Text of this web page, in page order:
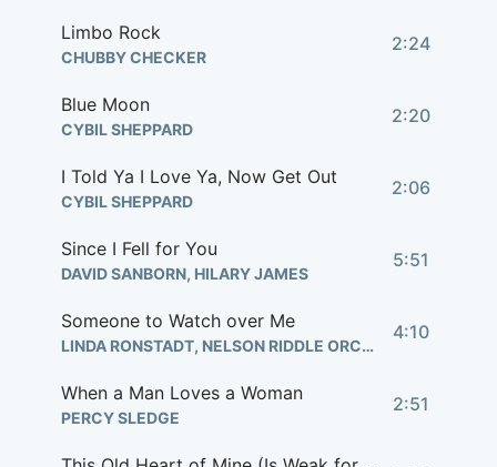
Limbo Rock
CHUBBY CHECKER
2:24
Blue Moon
CYBIL SHEPPARD
2:20
I Told Ya I Love Ya, Now Get Out
CYBIL SHEPPARD
2:06
Since I Fell for You
DAVID SANBORN, HILARY JAMES
5:51
Someone to Watch over Me
LINDA RONSTADT, NELSON RIDDLE ORCHESTRA
4:10
When a Man Loves a Woman
PERCY SLEDGE
2:51